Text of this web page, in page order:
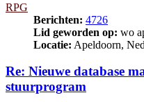
RPG
Berichten: 4726
Lid geworden op: wo
Locatie: Apeldoorn,
Re: Nieuwe database
stuurprogram